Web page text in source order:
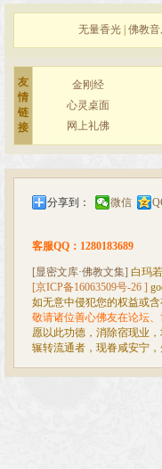
无量香光 佛教
友
情
链
接
金刚经
心灵桌面
网上礼佛
分享到： 微信
客服QQ：1280183689
[显密文库·佛教文集] 白玛
[京ICP备16063509号-26 ]
如无意中侵犯您的权益或含
敬请诸位善心佛友在论坛
愿以此功德，消除宿现业
辗转流通者，现眷咸安宁